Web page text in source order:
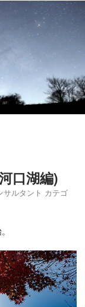
口湖編)
サルタント カテゴ